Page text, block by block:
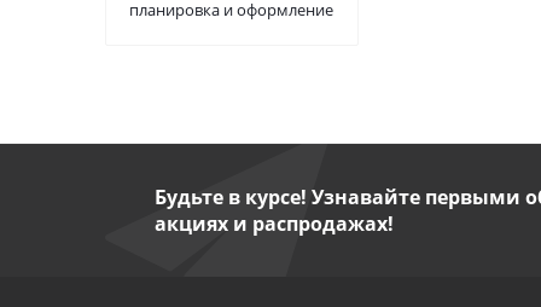
планировка и оформление
Будьте в курсе! Узнавайте первыми
акциях и распродажах!